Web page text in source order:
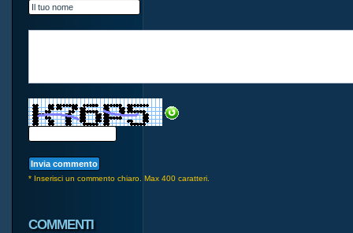
* Inserisci un commento chiaro. Max 400 caratteri.
COMMENTI